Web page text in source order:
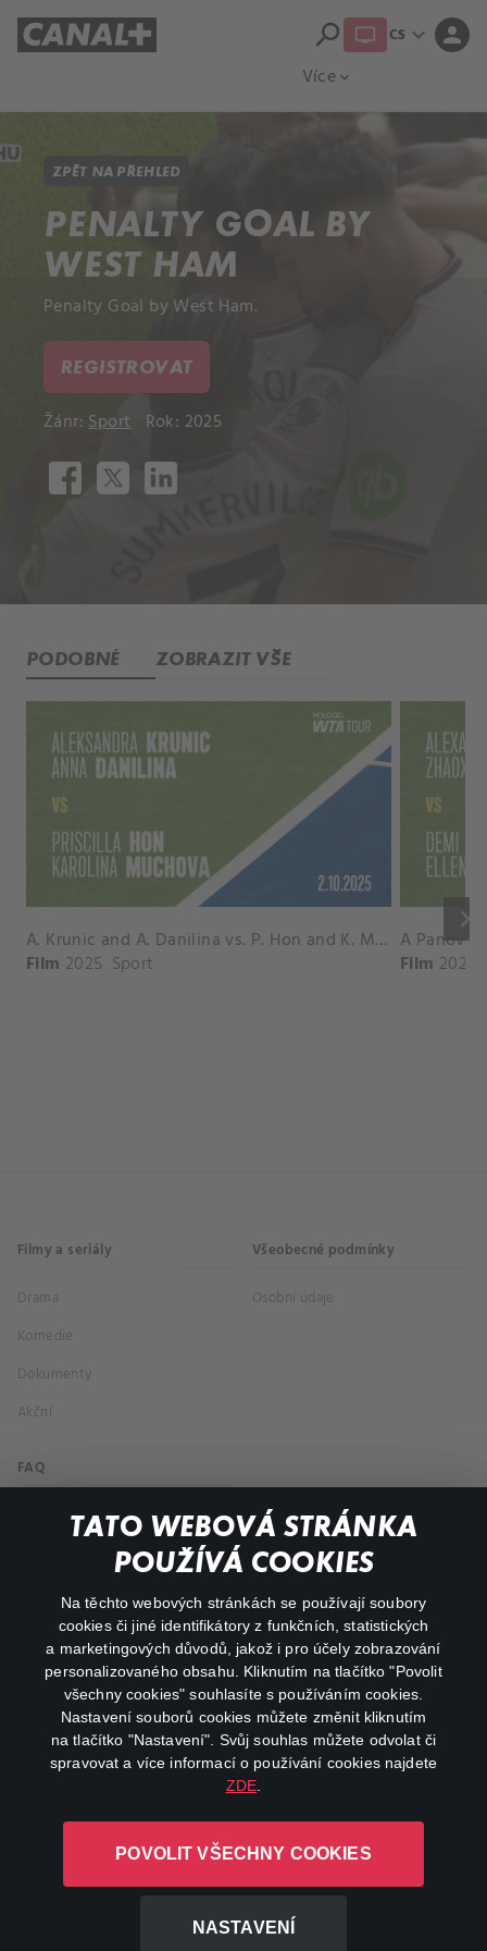
TATO WEBOVÁ STRÁNKA
POUŽÍVÁ COOKIES
Na těchto webových stránkách se používají soubory
cookies či jiné identifikátory z funkčních, statistických
a marketingových důvodů, jakož i pro účely zobrazování
personalizovaného obsahu. Kliknutím na tlačítko "Povolit
všechny cookies" souhlasíte s používáním cookies.
Nastavení souborů cookies můžete změnit kliknutím
na tlačítko "Nastavení". Svůj souhlas můžete odvolat či
spravovat a více informací o používání cookies najdete
ZDE
POVOLIT VŠECHNY COOKIES
NASTAVENÍ
Více expand_more
search CS expand_more person
ZPĚT NA PŘEHLED
PENALTY GOAL BY
WEST HAM
Penalty Goal by West Ham.
REGISTROVAT
Žánr:Sport Rok: 2025
PODOBNÉ ZOBRAZIT VŠE
keyboard_arrow_right
A. Krunic and A. Danilina vs. P. Hon and K. Muchova Match Highlights - BEIJING_Capital Group Diamond ( October 02, 2025)
Film 2025 Sport Film 2026
Filmy a seriály
Drama
Komedie
Dokumenty
Akční
Všeobecné podmínky
Osobní údaje
FAQ
Můj účet
Důležité odkazy
facebookinstagram
youtube
L-1246 Luxembourg R.C.S.